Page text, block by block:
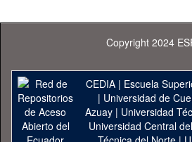
Copyright 2024
CEDIA| Escuela
| Universidad de
Azuay| Universidad
Universidad Central